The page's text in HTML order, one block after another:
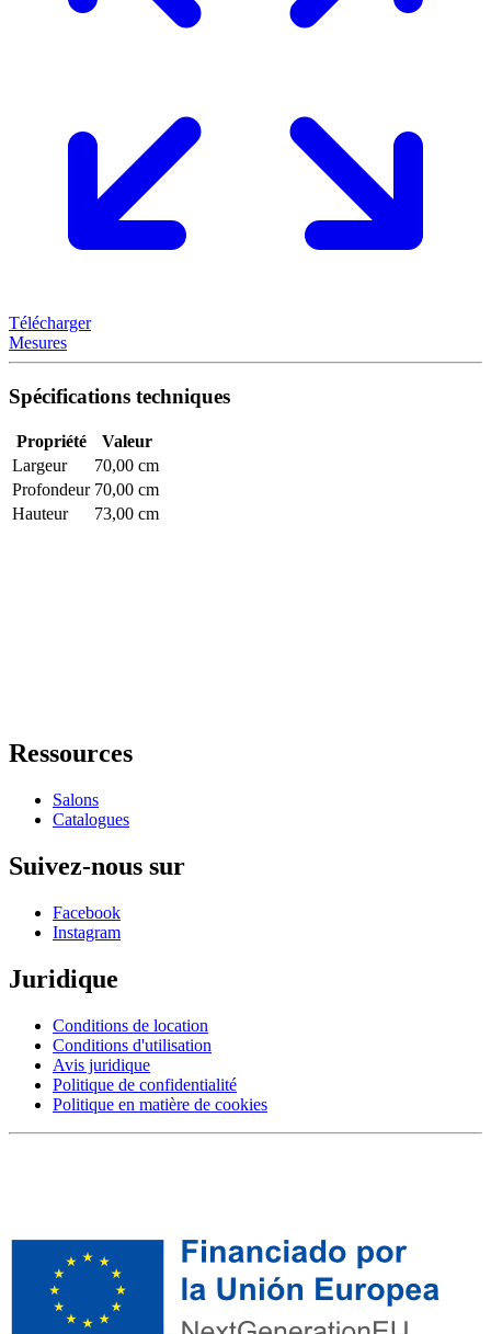
Télécharger
Mesures
Spécifications techniques
Propriété
Valeur
Largeur
70,00 cm
Profondeur 70,00 cm
Hauteur
73,00 cm
Ressources
Salons
Catalogues
Suivez-nous sur
Facebook
Instagram
Juridique
Conditions de location
Conditions d'utilisation
Avis juridique
Politique de confidentialité
Politique en matière de cookies